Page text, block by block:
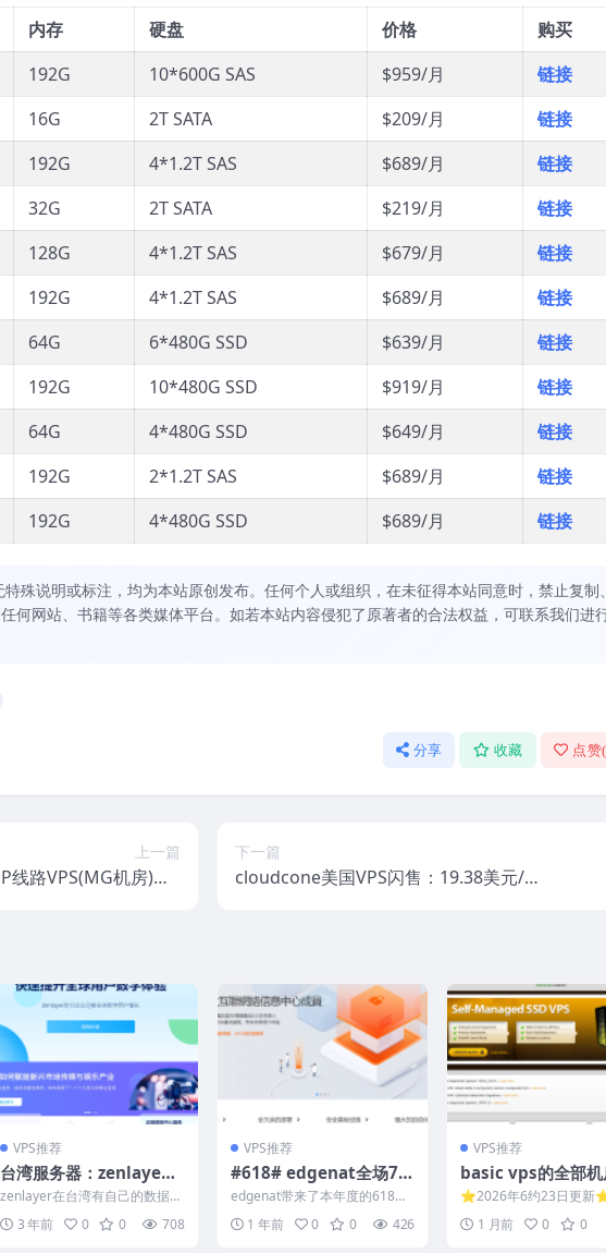
内存 硬盘 价格
购买
192G 10*600G SAS $959/月
链接
16G 2T SATA $209/月
链接
192G 4*1.2T SAS $689/月
链接
32G 2T SATA $219/月
链接
128G 4*1.2T SAS $679/月
链接
192G 4*1.2T SAS $689/月
链接
64G 6*480G SSD $639/月
链接
192G 10*480G SSD $919/月
链接
64G 4*480G SSD $649/月
链接
192G 2*1.2T SAS $689/月
链接
192G 4*480G SSD $689/月 链接
殊说明或标注，均为本站原创发布。任何个人或组织，在未征得本站同意时，禁止复制、
何网站、书籍等各类媒体平台。如若本站内容侵犯了原著者的合法权益，可联系我们进
分享 收藏 点赞(
上一篇
路VPS(MG机房)，3
下一篇
cloudcone美国VPS闪售：19.38美元/
VPS推荐
台湾服务器：zenlaye
r，7折优惠，台北机房，
最高10Gbps带宽，可定
制资源，$167/月起
zenlayer在台湾有自己的数据中
心，部署了台湾服务器（这里单
独指独立服务器，...
3 年前 0 0 708
VPS推荐
#618# edgenat全场7
折，低至23元/月，香港/
韩国/美国机房，住宅/原
生IP，直连优化线路
edgenat带来了本年度的618年
中促销活动，云服务器月付8
折、年付7折、每充...
1 年前 0 0 426
VPS推荐
basic vps的全部机
并且有额外的高端
路解锁TikTok、
T、Claude、
⭐2026年6约23日更新
是搬瓦工/
矶US...
1 月前 0 0